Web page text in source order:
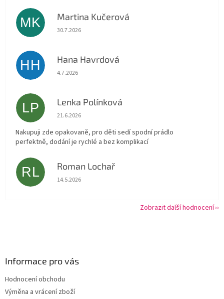
MK Martina Kučerová
Hodnocení obchodu je 5 z 5 hvězdiček.
30.7.2026
HH Hana Havrdová
Hodnocení obchodu je 5 z 5 hvězdiček.
4.7.2026
LP Lenka Polínková
Hodnocení obchodu je 5 z 5 hvězdiček.
21.6.2026
Nakupuji zde opakovaně, pro děti sedí spodní prádlo
perfektně, dodání je rychlé a bez komplikací
RL Roman Lochař
Hodnocení obchodu je 5 z 5 hvězdiček.
14.5.2026
Zobrazit další hodnocení
Informace pro vás
Hodnocení obchodu
Výměna a vrácení zboží